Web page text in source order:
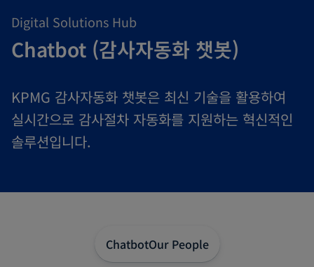
Digital Solutions Hub
Chatbot (감사자동화 챗봇)
KPMG 감사자동화 챗봇은 최신 기술을 활용하여
실시간으로 감사절차 자동화를 지원하는 혁신적인
솔루션입니다.
ChatbotOur People